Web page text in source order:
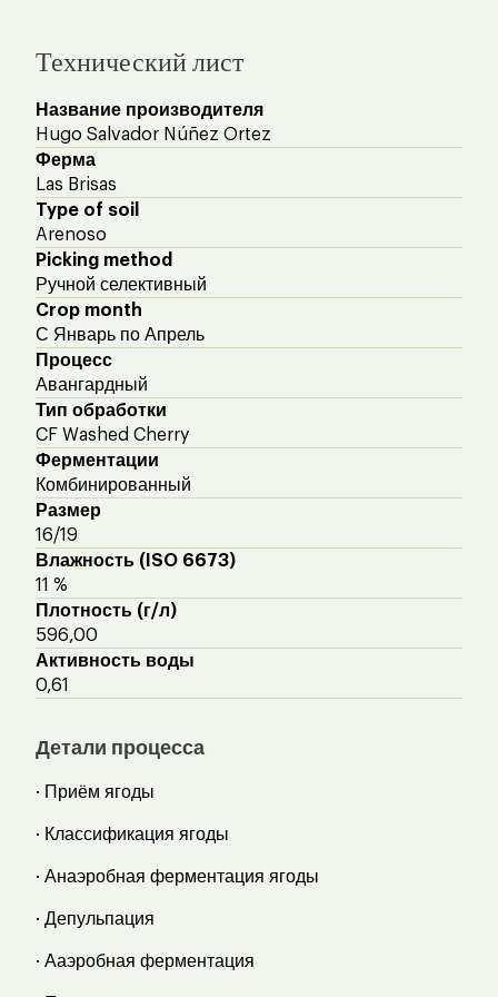
Технический лист
Название производителя
Hugo Salvador Núñez Ortez
Ферма
Las Brisas
Type of soil
Arenoso
Picking method
Ручной селективный
Crop month
С Январь по Апрель
Процесс
Авангардный
Тип обработки
CF Washed Cherry
Ферментации
Комбинированный
Размер
16/19
Влажность (ISO 6673)
11 %
Плотность (г/л)
596,00
Активность воды
0,61
Детали процесса
· Приём ягоды
· Классификация ягоды
· Анаэробная ферментация ягоды
· Депульпация
· Ааэробная ферментация